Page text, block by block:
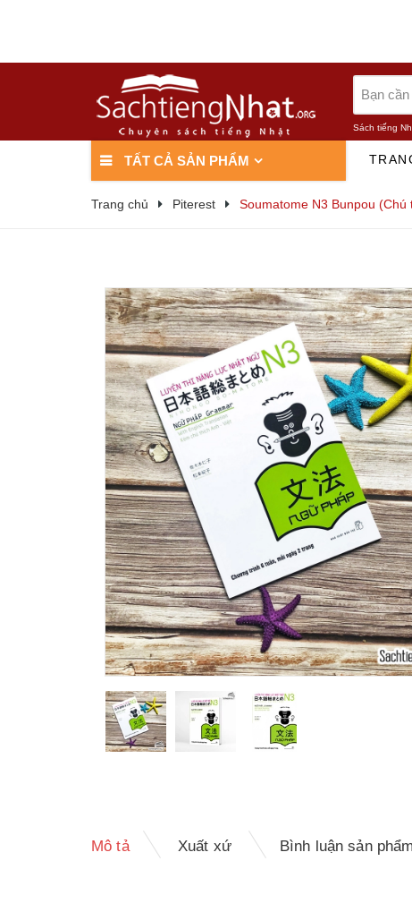
Sách tiếng
TẤT CẢ SẢN PHẨM
Trang chủ Piterest Soumatome N3 Bunpou
Mô tả Xuất xứ Bình luận sản phẩm